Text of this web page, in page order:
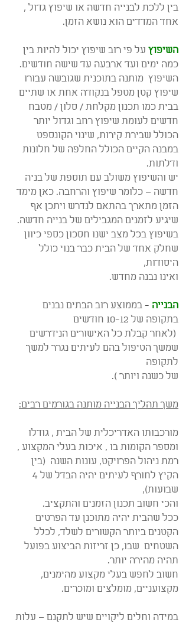
בין ללכת לבנייה חדשה או שיפוץ גדול ,
אחד המדדים הוא נושא הזמן.
השיפוץ על פי רוב שיפוץ יכול להיות בין
כמה ימים ועד ארבעה עד שישה חודשים.
השיפוץ  מותנה בתוכנית שגובשה עבורו
שיפוץ קטן מטפל בנקודה אחת או שתיים
בבית כמו תכנון מקלחת / סלון / מטבח
חדשים לעומת שיפוץ רחב וגדול יותר
הכולל שבירת קירות, שינוי הקונספט
במבנה הקיים הכולל החלפה של חלונות
ודלתות.
יש והשיפוץ משולב עם תוספת של בניה
חדשה – כלומר שיפוץ והרחבה. כאן מימד
הזמן מתארך בהתאם לנדרש ויתכן אף
שיגיע לזמנים המגבילים של בנייה חדשה.
בשיפוץ בכל מצב ישנו חסכון כספי כיוון
שחלק אחד של הבית כבר בנוי כולל
היסודות,
ואינו נבנה מחדש.
הבנייה - בממוצע רוב הבתים נבנים
בתקופה של 10-12 חודשים
(לאחר קבלת כל האישורים הנידרשים
שמשך הטיפול בהם לעיתים נגרר למשך
לתקופה
של כשנה ויותר ).
משך תהליך הבנייה מותנה בגורמים רבים:
מורכבותו האדריכלית של הבית , גודלו
ומספר הקומות בו , איכות בעלי המקצוע ,
רמת ניהול הפרויקט, עונות השנה  (בין
שבועות),
והכי חשוב תכנון הזמנים והתקציב.
ככל שהבית יהיה מתוכנן עד הפרטים
הקטנים ביותר הקשורים לשלד, לכלל
השטחים  שבו, כן זריזות הביצוע בפועל
תהיה מהירה יותר.
חשוב לחפש בעלי מקצוע מהימנים,
מקצועניים, מומלצים ומוכרים.
במידה וחלים ליקויים שיש לתקנם – עלות